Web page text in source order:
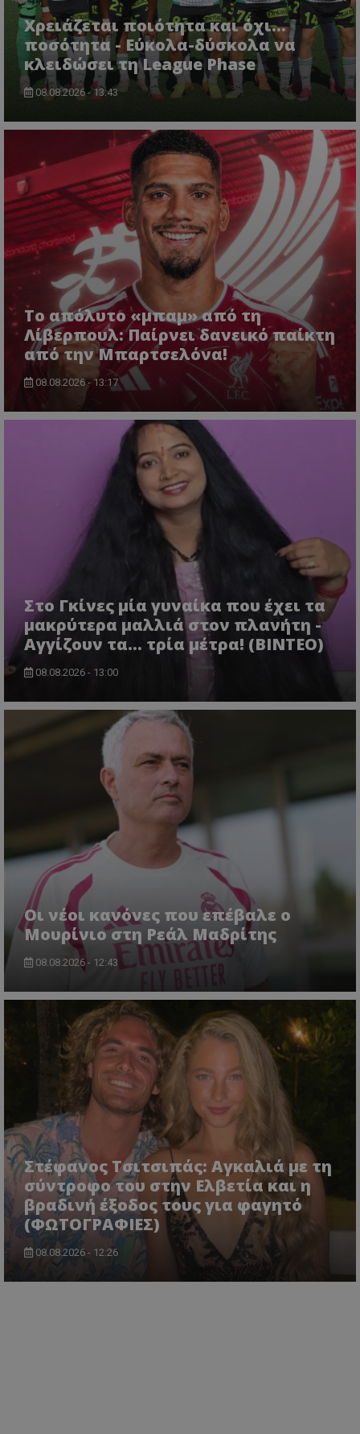
Χρειάζεται ποιότητα και όχι...
ποσότητα - Εύκολα-δύσκολα να
κλειδώσει τη League Phase
08.08.2026 - 13:43
Το απόλυτο «μπαμ» από τη
Λίβερπουλ: Παίρνει δανεικό παίκτη
από την Μπαρτσελόνα!
08.08.2026 - 13:17
Στο Γκίνες μία γυναίκα που έχει τα
μακρύτερα μαλλιά στον πλανήτη -
Αγγίζουν τα... τρία μέτρα! (ΒΙΝΤΕΟ)
08.08.2026 - 13:00
Οι νέοι κανόνες που επέβαλε ο
Μουρίνιο στη Ρεάλ Μαδρίτης
08.08.2026 - 12:43
Στέφανος Τσιτσιπάς: Αγκαλιά με τη
σύντροφο του στην Ελβετία και η
βραδινή έξοδος τους για φαγητό
(ΦΩΤΟΓΡΑΦΙΕΣ)
08.08.2026 - 12:26